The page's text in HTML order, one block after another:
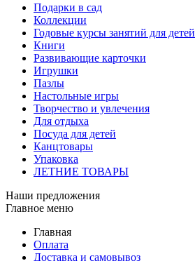
Подарки в сад
Коллекции
Годовые курсы занятий для детей
Книги
Развивающие карточки
Игрушки
Пазлы
Настольные игры
Творчество и увлечения
Для отдыха
Посуда для детей
Канцтовары
Упаковка
ЛЕТНИЕ ТОВАРЫ
Наши предложения
Главное меню
Главная
Оплата
Доставка и самовывоз